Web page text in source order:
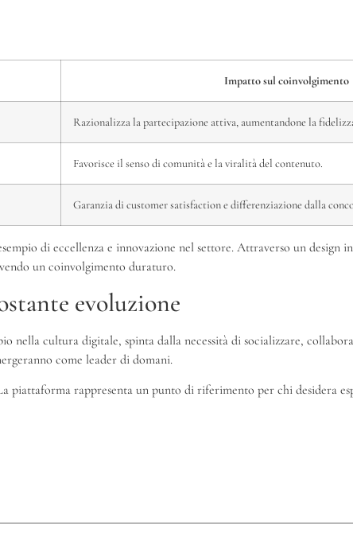
Impatto sul coinvolgimento
Razionalizza la partecipazione attiva, aumentandone la
Favorisce il senso di comunità e la viralità del contenuto.
Garanzia di customer satisfaction e differenziazione dalla
di eccellenza e innovazione nel settore. Attraverso un
un coinvolgimento duraturo.
evoluzione
cultura digitale, spinta dalla necessità di socializzare,
come leader di domani.
rappresenta un punto di riferimento per chi desidera